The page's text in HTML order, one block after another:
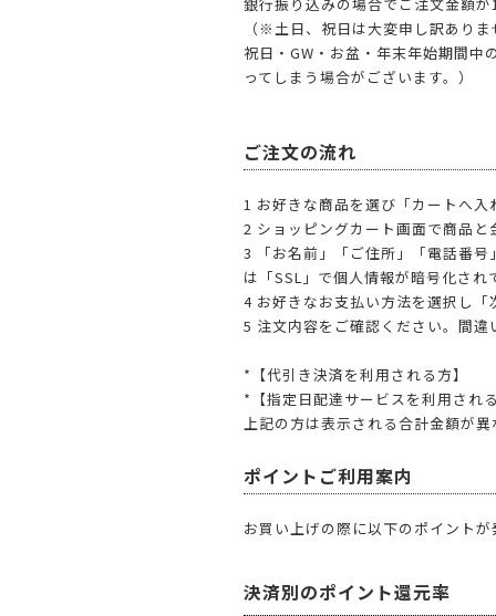
（※土日、祝日は大変申し訳あり
祝日・GW・お盆・年末年始期間
ってしまう場合がございます。）
ご注文の流れ
1 お好きな商品を選び「カートへ
2 ショッピングカート画面で商品
3 「お名前」「ご住所」「電話番
は「SSL」で個人情報が暗号化さ
4 お好きなお支払い方法を選択し
5 注文内容をご確認ください。間
*【代引き決済を利用される方】
*【指定日配達サービスを利用され
上記の方は表示される合計金額が
ポイントご利用案内
お買い上げの際に以下のポイント
決済別のポイント還元率